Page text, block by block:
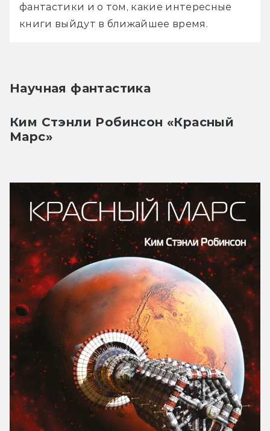
фантастики и о том, какие интересные
книги выйдут в ближайшее время.
Научная фантастика
Ким Стэнли Робинсон «Красный
Марс»